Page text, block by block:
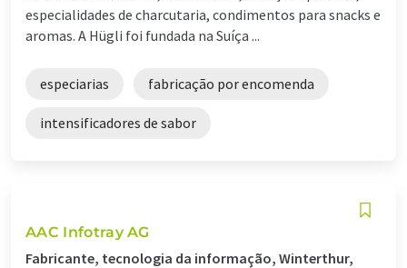
especialidades de charcutaria, condimentos para snacks e
aromas. A Hügli foi fundada na Suíça ...
especiarias fabricação por encomenda
intensificadores de sabor
AAC Infotray AG
Fabricante, tecnologia da informação, Winterthur,